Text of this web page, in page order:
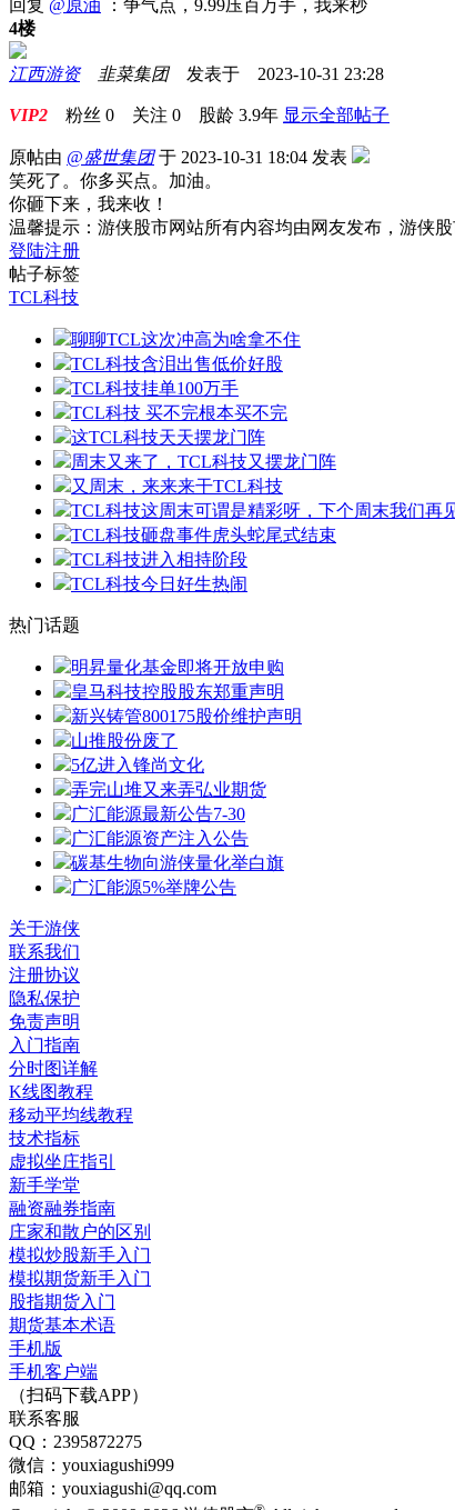
回复 @原油 ：争气点，9.99压百万手，我来秒
4楼
江西游资 韭菜集团发表于 2023-10-31 23:28
VIP2 粉丝 0 关注 0 股龄 3.9年 显示全部帖子
原帖由 @盛世集团 于 2023-10-31 18:04 发表
笑死了。你多买点。加油。
你砸下来，我来收！
温馨提示：游侠股市网站所有内容均由网友发布，游侠
登陆注册
帖子标签
TCL科技
聊聊TCL这次冲高为啥拿不住
TCL科技含泪出售低价好股
TCL科技挂单100万手
TCL科技 买不完根本买不完
这TCL科技天天摆龙门阵
周末又来了，TCL科技又摆龙门阵
又周末，来来来干TCL科技
TCL科技这周末可谓是精彩呀，下个周末我们再
TCL科技砸盘事件虎头蛇尾式结束
TCL科技进入相持阶段
TCL科技今日好生热闹
热门话题
明昇量化基金即将开放申购
皇马科技控股股东郑重声明
新兴铸管800175股价维护声明
山推股份废了
5亿进入锋尚文化
弄完山堆又来弄弘业期货
广汇能源最新公告7-30
广汇能源资产注入公告
碳基生物向游侠量化举白旗
广汇能源5%举牌公告
关于游侠
联系我们
注册协议
隐私保护
免责声明
入门指南
分时图详解
K线图教程
移动平均线教程
技术指标
虚拟坐庄指引
新手学堂
融资融券指南
庄家和散户的区别
模拟炒股新手入门
模拟期货新手入门
股指期货入门
期货基本术语
手机版
手机客户端
（扫码下载APP）
联系客服
QQ：2395872275
微信：youxiagushi999
邮箱：youxiagushi@qq.com